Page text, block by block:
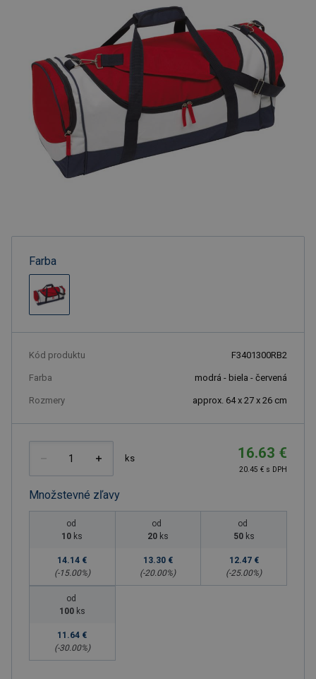
Farba
Kód produktu F3401300RB2
Farba modrá - biela - červená
Rozmery approx. 64 x 27 x 26 cm
ks 16.63 €
20.45 € s DPH
Množstevné zľavy
od
10 ks
14.14 €
(-15.00%)
od
20 ks
13.30 €
(-20.00%)
od
50 ks
12.47 €
(-25.00%)
od
100 ks
11.64 €
(-30.00%)